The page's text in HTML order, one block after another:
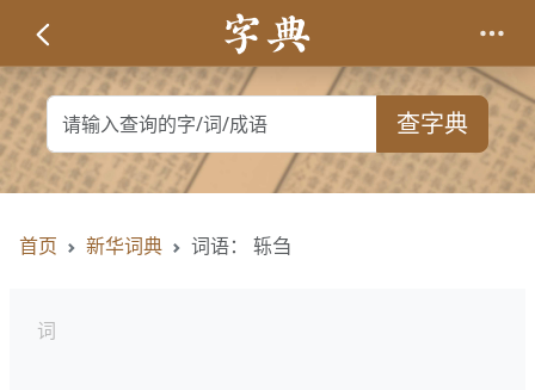
查字典
首页 新华词典 词语： 轹刍
词